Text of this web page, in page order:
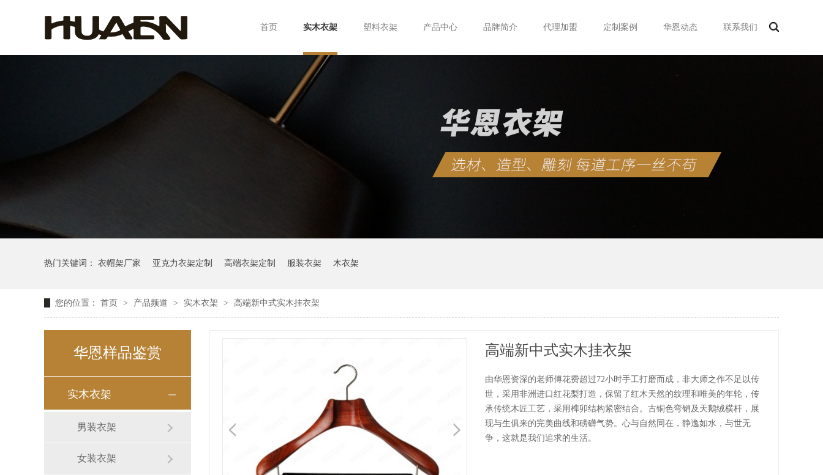
首页 实木衣架 塑料衣架 产品中心 品牌简介 代理加盟 定制案例 华恩动态 联系我们
热门关键词： 衣帽架厂家 亚克力衣架定制 高端衣架定制 服装衣架 木衣架
您的位置： 首页 > 产品频道 > 实木衣架 > 高端新中式实木挂衣架
华恩样品鉴赏
实木衣架
男装衣架
女装衣架
高端新中式实木挂衣架
由华恩资深的老师傅花费超过72小时手工打磨而成，非大师之作不足以传
世，采用非洲进口红花梨打造，保留了红木天然的纹理和唯美的年轮，传
承传统木匠工艺，采用榫卯结构紧密结合。古铜色弯销及天鹅绒横杆，展
现与生俱来的完美曲线和磅礴气势。心与自然同在，静逸如水，与世无
争，这就是我们追求的生活。